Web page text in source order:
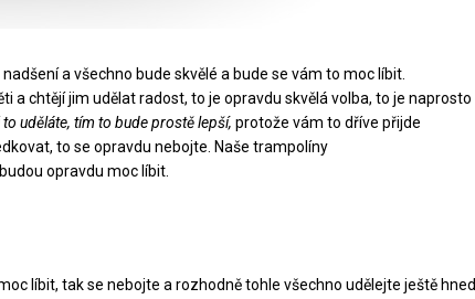
a všechno bude skvělé a bude se vám to moc líbit.
a chtějí jim udělat radost, to je opravdu skvělá volba, to je naprosto
uděláte, tím to bude prostě lepší, protože vám to dříve přijde
to se opravdu nebojte. Naše trampolíny
opravdu moc líbit.
líbit, tak se nebojte a rozhodně tohle všechno udělejte ještě hned